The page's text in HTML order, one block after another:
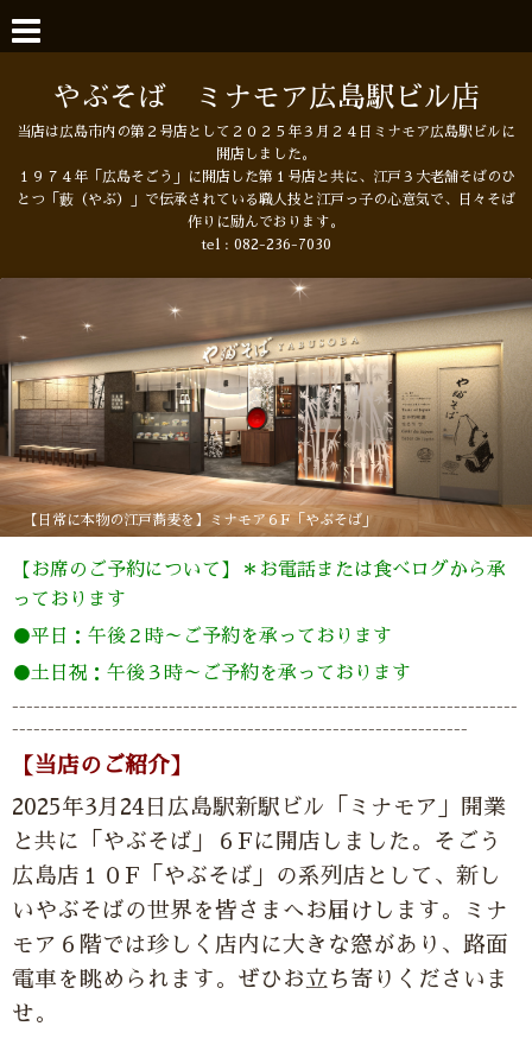
やぶそば ミナモア広島駅ビル店
当店は広島市内の第２号店として２０２５年３月２４日ミナモア広島駅ビルに
開店しました。
１９７４年「広島そごう」に開店した第１号店と共に、江戸３大老舗そばのひ
とつ「藪（やぶ）」で伝承されている職人技と江戸っ子の心意気で、日々そば
作りに励んでおります。
tel : 082-236-7030
【日常に本物の江戸蕎麦を】ミナモア６F「やぶそば」
【お席のご予約について】＊お電話または食べログから承
っております
●平日：午後２時～ご予約を承っております
●土日祝：午後３時～ご予約を承っております
-----------------------------------------------------------------------
----------------------------------------------------------------
【当店のご紹介】
2025年3月24日広島駅新駅ビル「ミナモア」開業
と共に「やぶそば」６Fに開店しました。そごう
広島店１０F「やぶそば」の系列店として、新し
いやぶそばの世界を皆さまへお届けします。ミナ
モア６階では珍しく店内に大きな窓があり、路面
電車を眺められます。ぜひお立ち寄りくださいま
せ。